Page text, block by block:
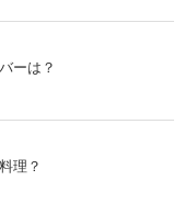
ーは？
理？